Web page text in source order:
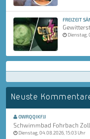
FREIZEIT
Dienstag,
Neuste
OWRQQIKFJJ
Schwimmbad Fohrbach
Dienstag, 04.08.2026, 15:03 Uhr